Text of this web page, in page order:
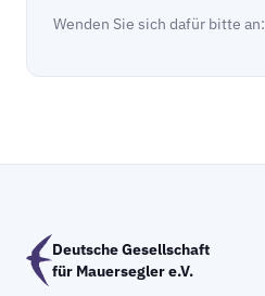
Wenden Sie sich dafür bitte an:
Deutsche Gesellschaft
für Mauersegler e.V.